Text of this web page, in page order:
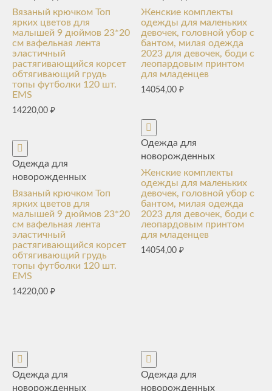
Вязаный крючком Топ
ярких цветов для
малышей 9 дюймов 23*20
см вафельная лента
эластичный
растягивающийся корсет
обтягивающий грудь
топы футболки 120 шт.
EMS
14220,00 ₽
Одежда для
новорожденных
Вязаный крючком Топ
ярких цветов для
малышей 9 дюймов 23*20
см вафельная лента
эластичный
растягивающийся корсет
обтягивающий грудь
топы футболки 120 шт.
EMS
14220,00 ₽
Женские комплекты
одежды для маленьких
девочек, головной убор с
бантом, милая одежда
2023 для девочек, боди с
леопардовым принтом
для младенцев
14054,00₽
Одежда для
новорожденных
Женские комплекты
одежды для маленьких
девочек, головной убор с
бантом, милая одежда
2023 для девочек, боди с
леопардовым принтом
для младенцев
14054,00₽
Одежда для
новорожденных
Одежда для
новорожденных